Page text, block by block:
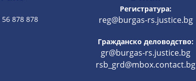
56 878 878
Регистратура:
reg@burgas-rs.justice.bg
Гражданско деловодство:
gr@burgas-rs.justice.bg
rsb_grd@mbox.contact.bg